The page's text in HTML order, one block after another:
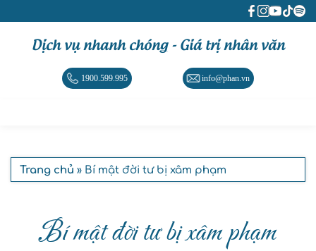
Dịch vụ nhanh chóng - Giá trị nhân văn
1900.599.995 info@phan.vn
Trang chủ » Bí mật đời tư bị xâm phạm
Bí mật đời tư bị xâm phạm